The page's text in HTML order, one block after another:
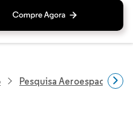
Pesquisa Aeroespacial E